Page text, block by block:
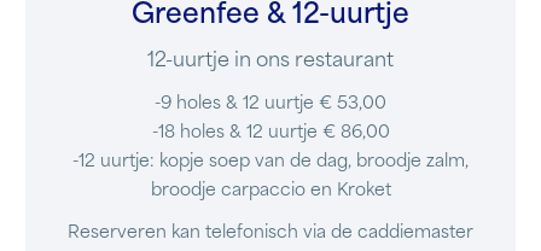
Greenfee & 12-uurtje
12-uurtje in ons restaurant
-9 holes & 12 uurtje € 53,00
-18 holes & 12 uurtje € 86,00
-12 uurtje: kopje soep van de dag, broodje zalm,
broodje carpaccio en Kroket
Reserveren kan telefonisch via de caddiemaster